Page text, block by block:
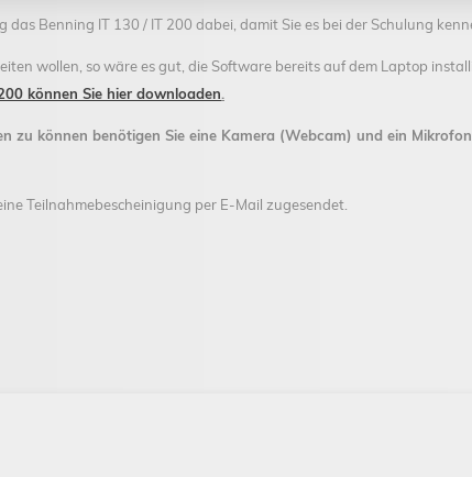
das Benning IT 130 / IT 200 dabei, damit Sie es bei der Schulung
wollen, so wäre es gut, die Software bereits auf dem Laptop
können Sie hier downloaden.
zu können benötigen Sie eine Kamera (Webcam) und ein
Teilnahmebescheinigung per E-Mail zugesendet.